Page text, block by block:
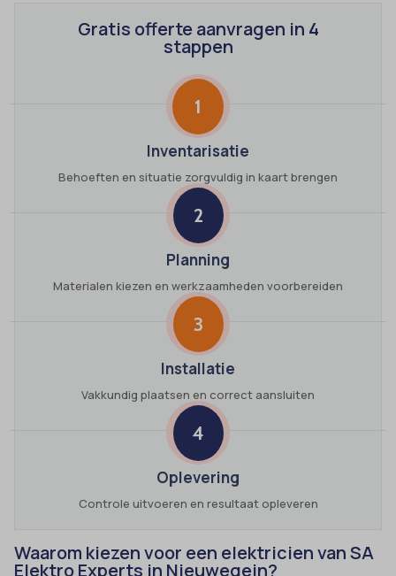
Gratis offerte aanvragen in 4
stappen
1
Inventarisatie
Behoeften en situatie zorgvuldig in kaart brengen
2
Planning
Materialen kiezen en werkzaamheden voorbereiden
3
Installatie
Vakkundig plaatsen en correct aansluiten
4
Oplevering
Controle uitvoeren en resultaat opleveren
Waarom kiezen voor een elektricien van SA
Elektro Experts in Nieuwegein?